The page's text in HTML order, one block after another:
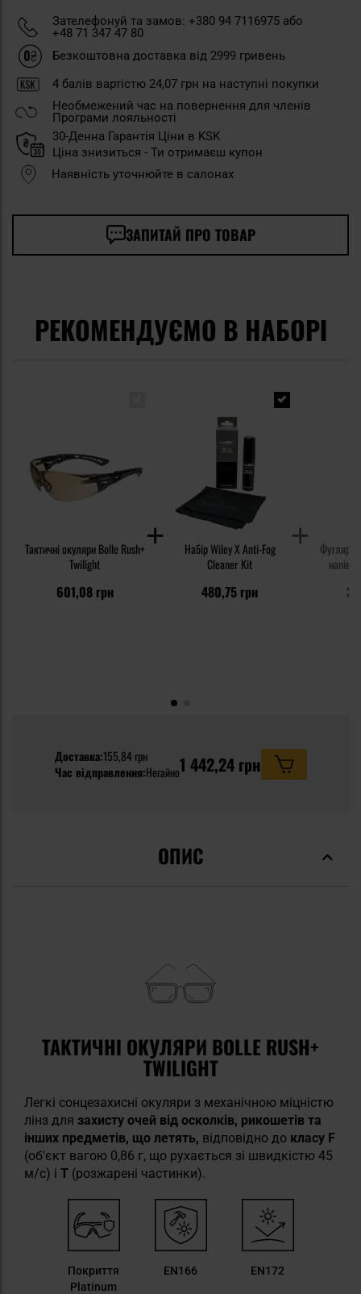
Зателефонуй та замов: +380 94 7116975 або
+48 71 347 47 80
Безкоштовна доставка від 2999 гривень
4 балів вартістю 24,07 грн на наступні покупки
Необмежений час на повернення для членів
Програми лояльності
30-Денна Гарантія Ціни в KSK
Ціна знизиться - Ти отримаєш купон
Наявність уточнюйте в салонах
ЗАПИТАЙ ПРО ТОВАР
РЕКОМЕНДУЄМО В НАБОРІ
Тактичні окуляри Bolle Rush+
Twilight
601,08 грн
Набір Wiley X Anti-Fog
Cleaner Kit
480,75 грн
Футляр
Доставка:155,84 грн
Час відправлення:Негайно1 442,24 грн
ОПИС
ТАКТИЧНІ ОКУЛЯРИ BOLLE RUSH+
TWILIGHT
Легкі сонцезахисні окуляри з механічною міцністю
лінз для захисту очей від осколків, рикошетів та
інших предметів, що летять, відповідно до класу F
(об'єкт вагою 0,86 г, що рухається зі швидкістю 45
м/с) і T (розжарені частинки).
Покриття
Platinum
EN166 EN172